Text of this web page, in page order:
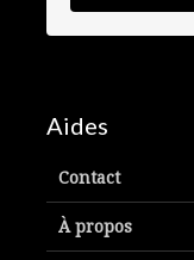
Aides
Contact
À propos